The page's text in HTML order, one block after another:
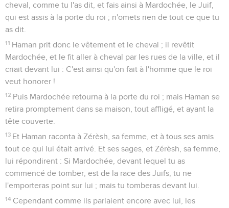
cheval, comme tu l'as dit, et fais ainsi à Mardochée, le Juif,
qui est assis à la porte du roi ; n'omets rien de tout ce que tu
as dit.
11 Haman prit donc le vêtement et le cheval ; il revêtit
Mardochée, et le fit aller à cheval par les rues de la ville, et il
criait devant lui : C'est ainsi qu'on fait à l'homme que le roi
veut honorer !
12 Puis Mardochée retourna à la porte du roi ; mais Haman se
retira promptement dans sa maison, tout affligé, et ayant la
tête couverte.
13 Et Haman raconta à Zérèsh, sa femme, et à tous ses amis
tout ce qui lui était arrivé. Et ses sages, et Zérèsh, sa femme,
lui répondirent : Si Mardochée, devant lequel tu as
commencé de tomber, est de la race des Juifs, tu ne
l'emporteras point sur lui ; mais tu tomberas devant lui.
14 Cependant comme ils parlaient encore avec lui, les